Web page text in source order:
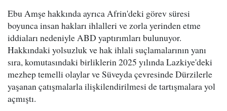
Ebu Amşe hakkında ayrıca Afrin'deki görev süresi
boyunca insan hakları ihlalleri ve zorla yerinden etme
iddiaları nedeniyle ABD yaptırımları bulunuyor.
Hakkındaki yolsuzluk ve hak ihlali suçlamalarının yanı
sıra, komutasındaki birliklerin 2025 yılında Lazkiye'deki
mezhep temelli olaylar ve Süveyda çevresinde Dürzilerle
yaşanan çatışmalarla ilişkilendirilmesi de tartışmalara yol
açmıştı.